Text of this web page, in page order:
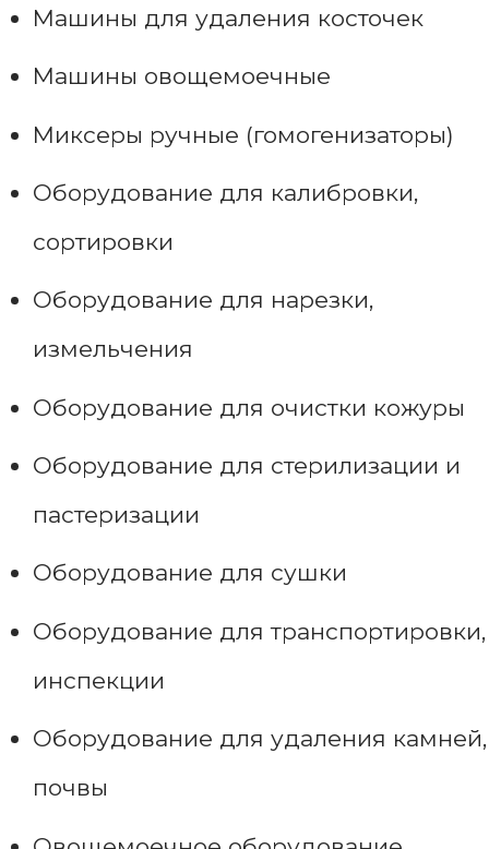
Машины для удаления косточек
Машины овощемоечные
Миксеры ручные (гомогенизаторы)
Оборудование для калибровки,
сортировки
Оборудование для нарезки,
измельчения
Оборудование для очистки кожуры
Оборудование для стерилизации и
пастеризации
Оборудование для сушки
Оборудование для транспортировки,
инспекции
Оборудование для удаления камней,
почвы